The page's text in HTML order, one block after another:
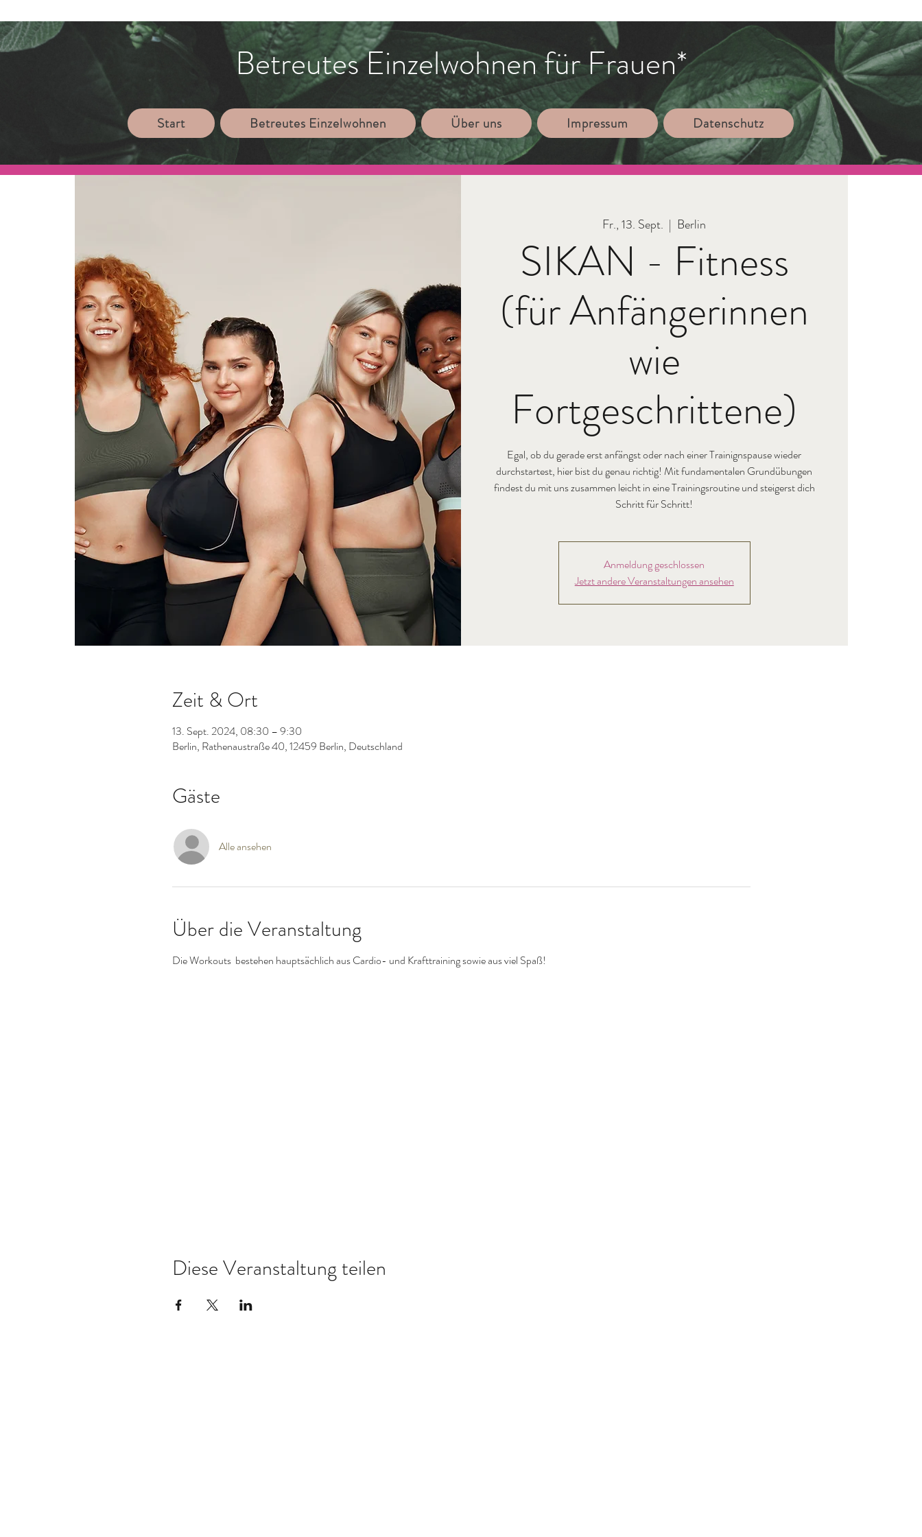
Betreutes Einzelwohnen für Frauen*
Start Betreutes Einzelwohnen Über uns Impressum Datenschutz
Fr., 13. Sept.
  |
Berlin
SIKAN - Fitness
(für Anfängerinnen
wie
Fortgeschrittene)
Egal, ob du gerade erst anfängst oder nach einer Trainignspause wieder
durchstartest, hier bist du genau richtig! Mit fundamentalen Grundübungen
findest du mit uns zusammen leicht in eine Trainingsroutine und steigerst dich
Schritt für Schritt!
Anmeldung geschlossen
Jetzt andere Veranstaltungen ansehen
Zeit & Ort
13. Sept. 2024, 08:30 – 9:30
Berlin, Rathenaustraße 40, 12459 Berlin, Deutschland
Gäste
Alle ansehen
Über die Veranstaltung
Die Workouts bestehen hauptsächlich aus Cardio- und Krafttraining sowie aus viel Spaß!
Diese Veranstaltung teilen